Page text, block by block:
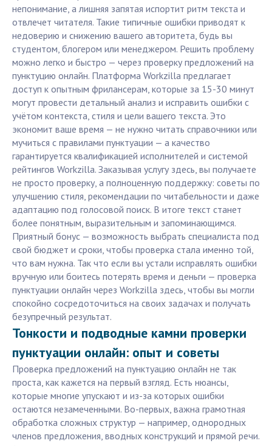
непонимание, а лишняя запятая испортит ритм текста и
отвлечет читателя. Такие типичные ошибки приводят к
недоверию и снижению вашего авторитета, будь вы
студентом, блогером или менеджером. Решить проблему
можно легко и быстро — через проверку предложений на
пунктуцию онлайн. Платформа Workzilla предлагает
доступ к опытным фрилансерам, которые за 15-30 минут
могут провести детальный анализ и исправить ошибки с
учётом контекста, стиля и цели вашего текста. Это
экономит ваше время — не нужно читать справочники или
мучиться с правилами пунктуации — а качество
гарантируется квалификацией исполнителей и системой
рейтингов Workzilla. Заказывая услугу здесь, вы получаете
не просто проверку, а полноценную поддержку: советы по
улучшению стиля, рекомендации по читабельности и даже
адаптацию под голосовой поиск. В итоге текст станет
более понятным, выразительным и запоминающимся.
Приятный бонус — возможность выбрать специалиста под
свой бюджет и сроки, чтобы проверка стала именно той,
что вам нужна. Так что если вы устали исправлять ошибки
вручную или боитесь потерять время и деньги — проверка
пунктуации онлайн через Workzilla здесь, чтобы вы могли
спокойно сосредоточиться на своих задачах и получать
безупречный результат.
Тонкости и подводные камни проверки
пунктуации онлайн: опыт и советы
Проверка предложений на пунктуацию онлайн не так
проста, как кажется на первый взгляд. Есть нюансы,
которые многие упускают и из-за которых ошибки
остаются незамеченными. Во-первых, важна грамотная
обработка сложных структур — например, однородных
членов предложения, вводных конструкций и прямой речи.